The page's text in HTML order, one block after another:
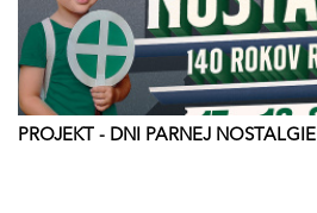
PROJEKT - DNI PARNEJ NOSTALGIE